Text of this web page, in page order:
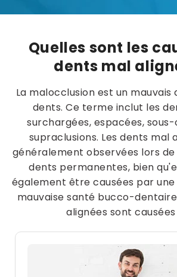
Portuguese
English
France
Netherland
Quelles sont les
dents mal
La malocclusion est un mauvais
dents. Ce terme inclut les
surchargées, espacées,
supraclusions. Les dents mal
généralement observées lors
dents permanentes, bien
également être causées par une
mauvaise santé bucco-
alignées sont